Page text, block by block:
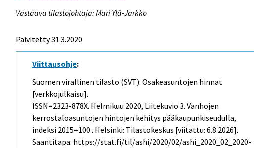
Vastaava tilastojohtaja: Mari Ylä-Jarkko
Päivitetty 31.3.2020
Viittausohje:
Suomen virallinen tilasto (SVT): Osakeasuntojen hinnat
[verkkojulkaisu].
ISSN=2323-878X. Helmikuu 2020, Liitekuvio 3. Vanhojen
kerrostaloasuntojen hintojen kehitys pääkaupunkiseudulla,
indeksi 2015=100 . Helsinki: Tilastokeskus [viitattu: 6.8.2026].
Saantitapa: https://stat.fi/til/ashi/2020/02/ashi_2020_02_2020-